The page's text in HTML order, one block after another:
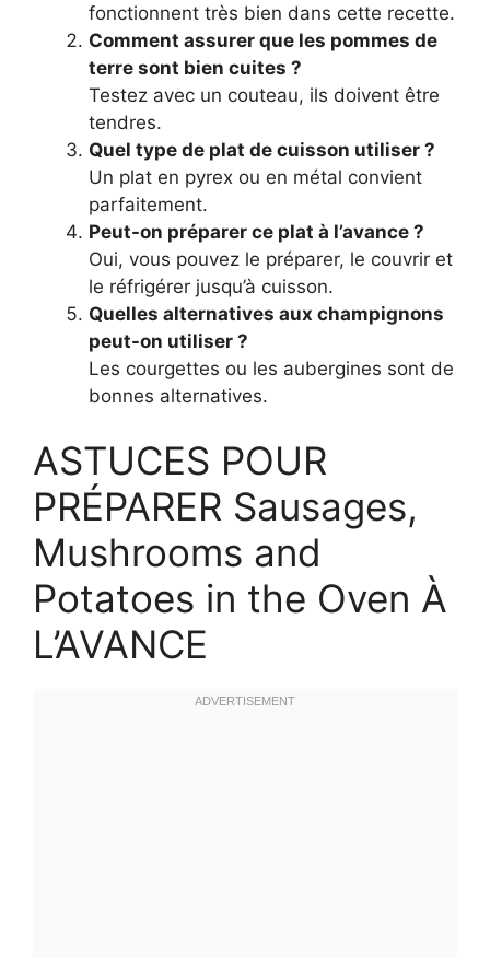
fonctionnent très bien dans cette recette.
Comment assurer que les pommes de
terre sont bien cuites ?
Testez avec un couteau, ils doivent être
tendres.
Quel type de plat de cuisson utiliser ?
Un plat en pyrex ou en métal convient
parfaitement.
Peut-on préparer ce plat à l’avance ?
Oui, vous pouvez le préparer, le couvrir et
le réfrigérer jusqu’à cuisson.
Quelles alternatives aux champignons
peut-on utiliser ?
Les courgettes ou les aubergines sont de
bonnes alternatives.
ASTUCES POUR
PRÉPARER Sausages,
Mushrooms and
Potatoes in the Oven À
L’AVANCE